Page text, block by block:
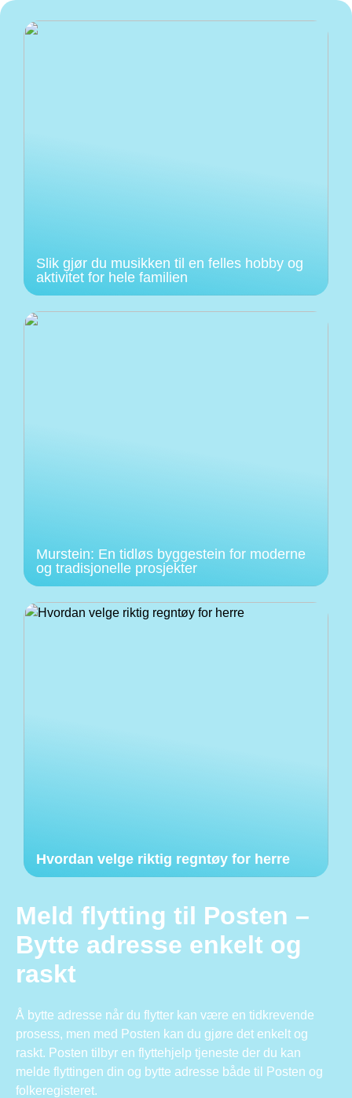
Slik gjør du musikken til en felles hobby og
aktivitet for hele familien
Murstein: En tidløs byggestein for moderne
og tradisjonelle prosjekter
Hvordan velge riktig regntøy for herre
Meld flytting til Posten –
Bytte adresse enkelt og
raskt
Å bytte adresse når du flytter kan være en tidkrevende
prosess, men med Posten kan du gjøre det enkelt og
raskt. Posten tilbyr en flyttehjelp tjeneste der du kan
melde flyttingen din og bytte adresse både til Posten og
folkeregisteret.